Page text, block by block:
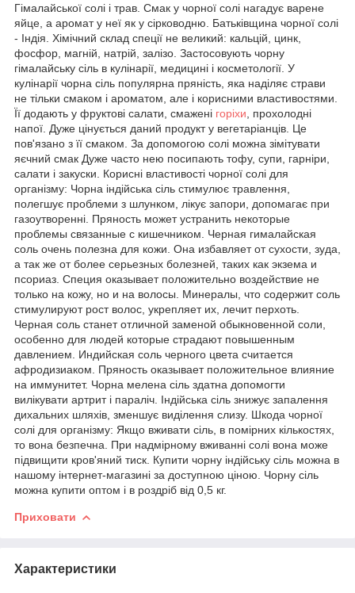
Гімалайської солі і трав. Смак у чорної солі нагадує варене
яйце, а аромат у неї як у сірководню. Батьківщина чорної солі
- Індія. Хімічний склад спеції не великий: кальцій, цинк,
фосфор, магній, натрій, залізо. Застосовують чорну
гімалайську сіль в кулінарії, медицині і косметології. У
кулінарії чорна сіль популярна пряність, яка наділяє страви
не тільки смаком і ароматом, але і корисними властивостями.
Її додають у фруктові салати, смажені горіхи , прохолодні
напої. Дуже цінується даний продукт у вегетаріанців. Це
пов'язано з її смаком. За допомогою солі можна зімітувати
яєчний смак Дуже часто нею посипають тофу, супи, гарніри,
салати і закуски. Корисні властивості чорної солі для
організму: Чорна індійська сіль стимулює травлення,
полегшує проблеми з шлунком, лікує запори, допомагає при
газоутворенні. Пряность может устранить некоторые
проблемы связанные с кишечником. Черная гималайская
соль очень полезна для кожи. Она избавляет от сухости, зуда,
а так же от более серьезных болезней, таких как экзема и
псориаз. Специя оказывает положительно воздействие не
только на кожу, но и на волосы. Минералы, что содержит соль
стимулируют рост волос, укрепляет их, лечит перхоть.
Черная соль станет отличной заменой обыкновенной соли,
особенно для людей которые страдают повышенным
давлением. Индийская соль черного цвета считается
афродизиаком. Пряность оказывает положительное влияние
на иммунитет. Чорна мелена сіль здатна допомогти
вилікувати артрит і параліч. Індійська сіль знижує запалення
дихальних шляхів, зменшує виділення слизу. Шкода чорної
солі для організму: Якщо вживати сіль, в помірних кількостях,
то вона безпечна. При надмірному вживанні солі вона може
підвищити кров'яний тиск. Купити чорну індійську сіль можна в
нашому інтернет-магазині за доступною ціною. Чорну сіль
можна купити оптом і в роздріб від 0,5 кг.
Приховати
Характеристики